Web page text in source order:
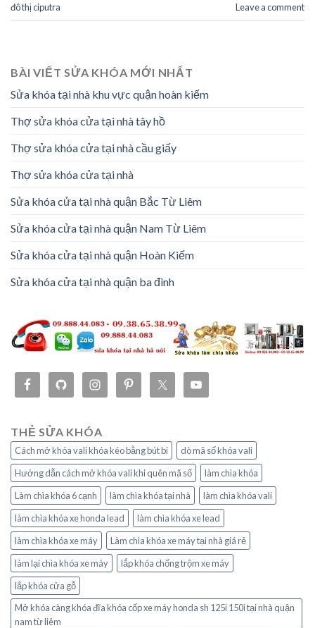
đô thị ciputra
Leave a comment
BÀI VIẾT SỬA KHÓA MỚI NHẤT
Sửa khóa tại nhà khu vực quận hoàn kiếm
Thợ sửa khóa cửa tại nhà tây hồ
Thợ sửa khóa cửa tại nhà cầu giấy
Thợ sửa khóa cửa tại nhà
Sửa khóa cửa tại nhà quận Bắc Từ Liêm
Sửa khóa cửa tại nhà quận Nam Từ Liêm
Sửa khóa cửa tại nhà quận Hoàn Kiếm
Sửa khóa cửa tại nhà quận ba đình
THẺ SỬA KHÓA
Cách mở khóa vali khóa kéo bằng bút bi
dò mã số khóa vali
Hướng dẫn cách mở khóa vali khi quên mã số
làm chìa khóa
Làm chìa khóa 6 cạnh
làm chìa khóa tại nhà
làm chìa khóa vali
làm chìa khóa xe honda lead
làm chìa khóa xe lead
làm chìa khóa xe máy
Làm chìa khóa xe máy tại nhà giá rẻ
làm lại chìa khóa xe máy
lắp khóa chống trộm xe máy
lắp khóa cửa gỗ
Mở khóa càng khóa đĩa khóa cốp xe máy honda sh 125i 150i tại nhà quận
nam từ liêm